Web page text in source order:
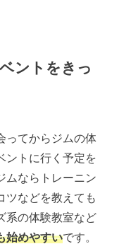
ントをきっ
ってからジムの体
ントに行く予定を
ムならトレーニン
ツなどを教えても
系の体験教室など
始めやすいです。